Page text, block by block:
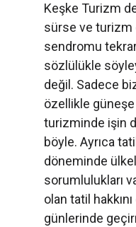
Keşke Turizm
sürse ve turizm
sendromu
sözlülükle
değil. Sadece
özellikle
turizminde işin
böyle. Ayrıca
döneminde
sorumlulukları
olan tatil
günlerinde